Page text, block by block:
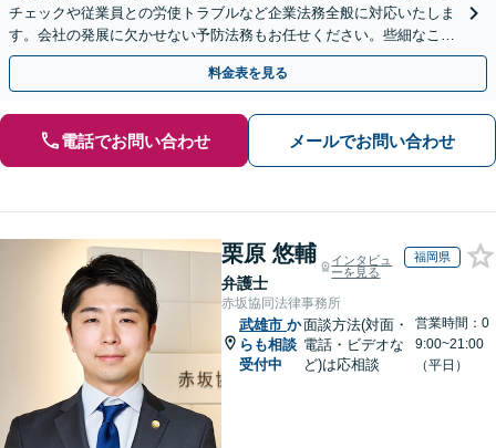
チェックや従業員との労使トラブルなど企業法務全般に対応いたしま
す。会社の発展に欠かせない予防法務もお任せください。些細なこと
もご相談ください。【初回相談無料】【夜間・休日相談可】
料金表を見る
電話でお問い合わせ メールでお問い合わせ
栗原 悠輔
弁護士
インタビュ
ーを見る
福岡県
赤坂協同法律事務所
武雄市 か
らも相談
受付中
面談方法(対面・
電話・ビデオな
ど)は応相談
営業時間：0
9:00~21:00
（平日）